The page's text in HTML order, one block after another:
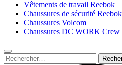
Vêtements de travail Reebok
Chaussures de sécurité Reebok
Chaussures Volcom
Chaussures DC WORK Crew
Rechercher :
Submit